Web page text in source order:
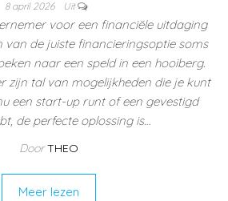
8 april 2026 Uit
voor een financiële uitdaging
van de juiste financieringsoptie soms
naar een speld in een hooiberg.
zijn tal van mogelijkheden die je kunt
een start-up runt of een gevestigd
de perfecte oplossing is…
Door THEO
Meer lezen